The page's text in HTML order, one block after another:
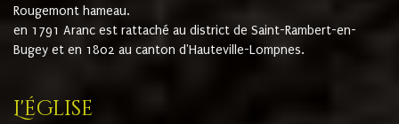
Rougemont hameau.
en 1791 Aranc est rattaché au district de Saint-Rambert-en-
Bugey et en 1802 au canton d'Hauteville-Lompnes.
L'église